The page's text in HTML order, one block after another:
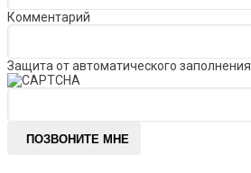
Комментарий
Защита от автоматического заполнения
ПОЗВОНИТЕ МНЕ